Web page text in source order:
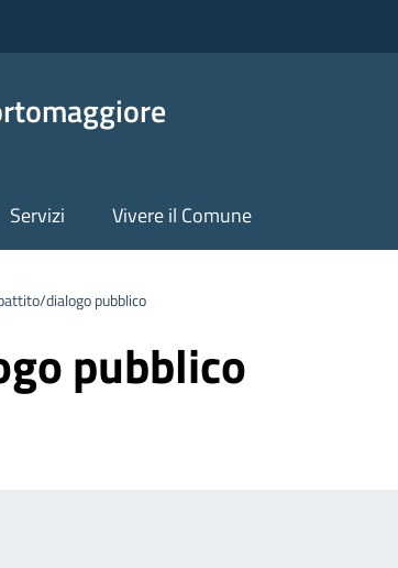
Servizi Vivere il Comune
dialogo pubblico
pubblico